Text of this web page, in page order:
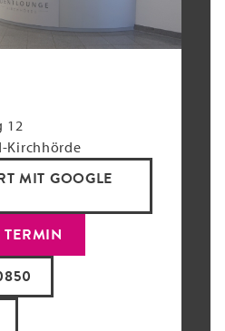
12
Kirchhörde
MIT GOOGLE